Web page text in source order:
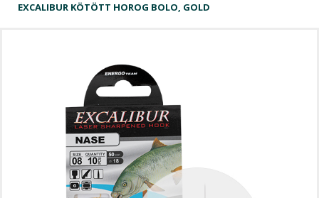
EXCALIBUR KÖTÖTT HOROG BOLO, GOLD